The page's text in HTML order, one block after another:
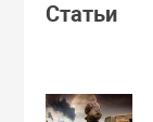
Статьи